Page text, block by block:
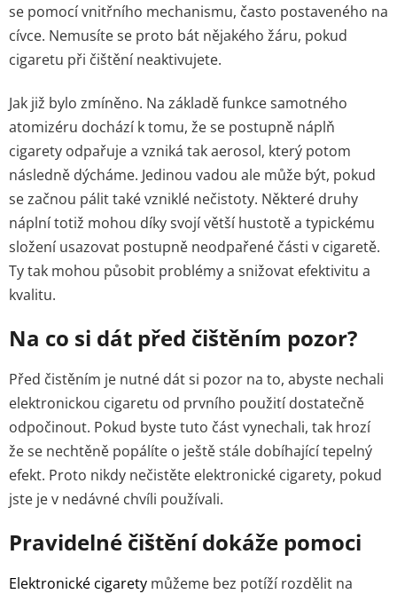
se pomocí vnitřního mechanismu, často postaveného na
cívce. Nemusíte se proto bát nějakého žáru, pokud
cigaretu při čištění neaktivujete.
Jak již bylo zmíněno. Na základě funkce samotného
atomizéru dochází k tomu, že se postupně náplň
cigarety odpařuje a vzniká tak aerosol, který potom
následně dýcháme. Jedinou vadou ale může být, pokud
se začnou pálit také vzniklé nečistoty. Některé druhy
náplní totiž mohou díky svojí větší hustotě a typickému
složení usazovat postupně neodpařené části v cigaretě.
Ty tak mohou působit problémy a snižovat efektivitu a
kvalitu.
Na co si dát před čištěním pozor?
Před čistěním je nutné dát si pozor na to, abyste nechali
elektronickou cigaretu od prvního použití dostatečně
odpočinout. Pokud byste tuto část vynechali, tak hrozí
že se nechtěně popálíte o ještě stále dobíhající tepelný
efekt. Proto nikdy nečistěte elektronické cigarety, pokud
jste je v nedávné chvíli používali.
Pravidelné čištění dokáže pomoci
Elektronické cigarety můžeme bez potíží rozdělit na